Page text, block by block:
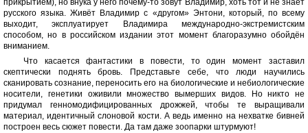
прикрытием), но внука у него почему-то зовут Владимир, хоть тот и не знает
русского языка. Живёт Владимир с «другом» Энтони, который, по всему
выходит, эксплуатирует Владимира международно-экстремистским
способом, но в российском издании этот момент благоразумно обойдён
вниманием.
Что касается фантастики в повести, то один момент заставил
скептически поднять бровь. Представьте себе, что люди научились
сканировать сознание, переносить его на биологические и небиологические
носители, генетики оживили множество вымерших видов. Но никто не
придумал генномодифицированных дрожжей, чтобы те выращивали
материал, идентичный слоновой кости. А ведь именно на нехватке бивней
построен весь сюжет повести. Да там даже зоопарки штурмуют!